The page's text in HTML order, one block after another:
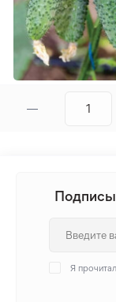
Я прочитал